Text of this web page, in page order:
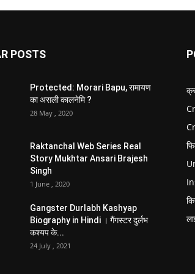
POSTS
Protected: Morari Bapu, रामायण
का असली कालनेमि ?
28 May , 2020
Raktanchal Web Series Real
Story Mukhtar Ansari Brajesh
Singh
1 June , 2020
Gangster Durlabh Kashyap
Biography in Hindi । गैंगस्टर दुर्लभ
कश्यप के...
24 July , 2021